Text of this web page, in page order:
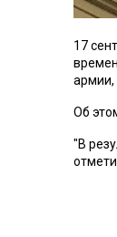
17
армии,
Об
"В